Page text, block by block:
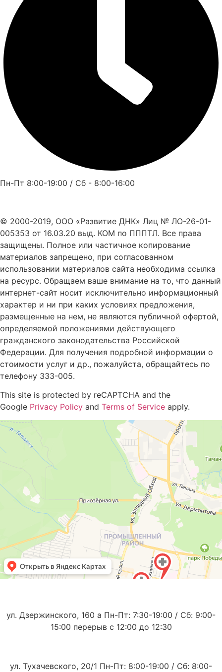
Пн-Пт 8:00-19:00 / Сб - 8:00-16:00
© 2000-2019, ООО «Развитие ДНК» Лиц № ЛО-26-01-
005353 от 16.03.20 выд. КОМ по ПППТЛ. Все права
защищены. Полное или частичное копирование
материалов запрещено, при согласованном
использовании материалов сайта необходима ссылка
на ресурс. Обращаем ваше внимание на то, что данный
интернет-сайт носит исключительно информационный
характер и ни при каких условиях предложения,
размещенные на нем, не являются публичной офертой,
определяемой положениями действующего
гражданского законодательства Российской
Федерации. Для получения подробной информации о
стоимости услуг и др., пожалуйста, обращайтесь по
телефону 333-005.
This site is protected by reCAPTCHA and the
Google Privacy Policy and Terms of Service apply.
ул. Дзержинского, 160 а Пн-Пт: 7:30-19:00 / Сб: 9:00-
15:00 перерыв с 12:00 до 12:30
ул. Тухачевского, 20/1 Пн-Пт: 8:00-19:00 / Сб: 8:00-